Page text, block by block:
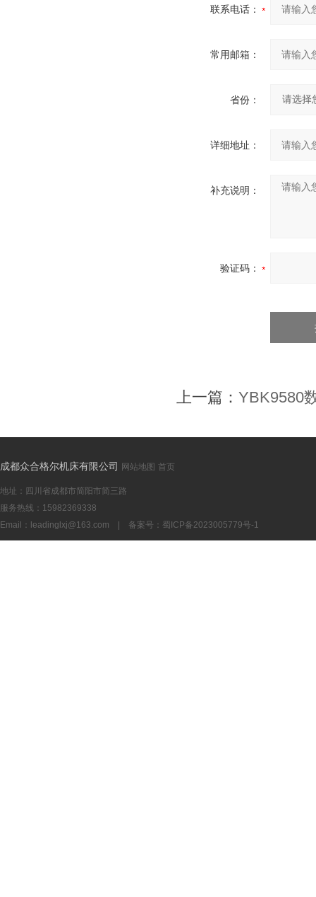
联系电话：
常用邮箱：
省份：
详细地址：
补充说明：
验证码：
上一篇： YBK9580
成都众合格尔机床有限公司 网站地图 首页
地址：四川省成都市简阳市简三路
服务热线：15982369338
Email： leadinglxj@163.com 备案号：蜀ICP备2023005779号-1